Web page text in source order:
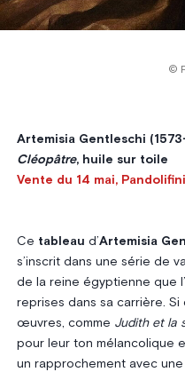
©
Artemisia Gentleschi
Cléopâtre, huile sur toile
Vente du 14 mai,
Ce tableau d’Artemisia
s’inscrit dans une série de
de la reine égyptienne que
reprises dans sa carrière. Si
œuvres, comme Judith et la
pour leur ton mélancolique
un rapprochement avec